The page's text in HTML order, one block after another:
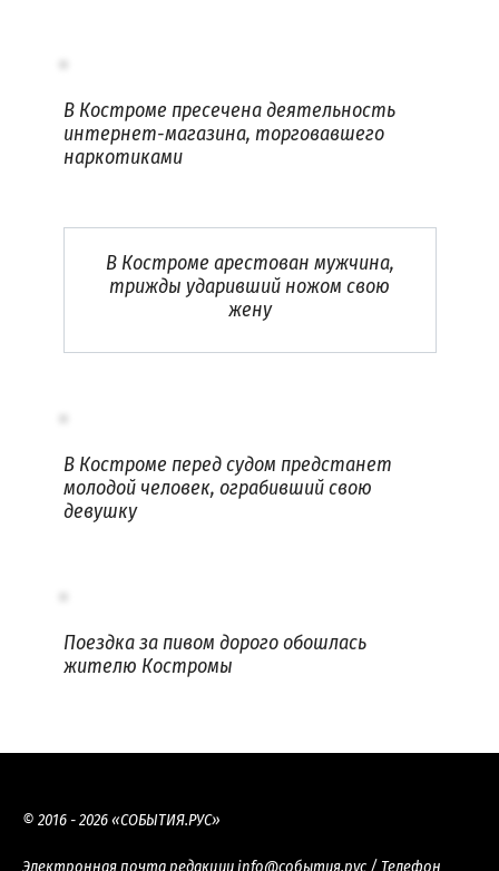
В Костроме пресечена деятельность
интернет-магазина, торговавшего
наркотиками
В Костроме арестован мужчина,
трижды ударивший ножом свою
жену
В Костроме перед судом предстанет
молодой человек, ограбивший свою
девушку
Поездка за пивом дорого обошлась
жителю Костромы
© 2016 - 2026 «СОБЫТИЯ.РУС»
Электронная почта редакцииinfo@события.рус / Телефон